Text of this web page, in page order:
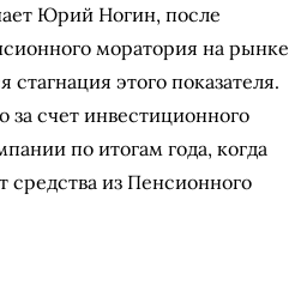
Юрий Ногин, после
моратория на рынке
этого показателя.
за счет инвестиционного
по итогам года, когда
средства из Пенсионного